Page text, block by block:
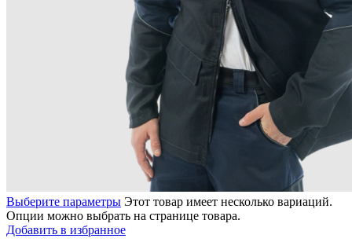
Выберите параметры Этот товар имеет несколько вариаций.
Опции можно выбрать на странице товара.
Добавить в избранное